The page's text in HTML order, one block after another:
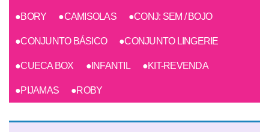
●BORY ●CAMISOLAS ●CONJ: SEM / BOJO
●CONJUNTO BÁSICO ●CONJUNTO LINGERIE
●CUECA BOX ●INFANTIL ●KIT-REVENDA
●PIJAMAS ●ROBY